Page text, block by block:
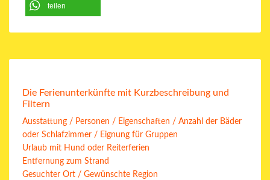
teilen
Die Ferienunterkünfte mit Kurzbeschreibung und
Filtern
Ausstattung / Personen / Eigenschaften / Anzahl der Bäder
oder Schlafzimmer / Eignung für Gruppen
Urlaub mit Hund oder Reiterferien
Entfernung zum Strand
Gesuchter Ort / Gewünschte Region